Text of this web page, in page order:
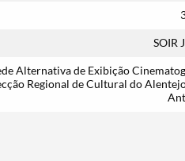
SOIR
Alternativa de Exibição
Regional de Cultural do